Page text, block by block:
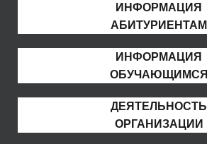
ИНФОРМАЦИЯ
АБИТУРИЕНТАМ
ИНФОРМАЦИЯ
ОБУЧАЮЩИМСЯ
ДЕЯТЕЛЬНОСТЬ
ОРГАНИЗАЦИИ